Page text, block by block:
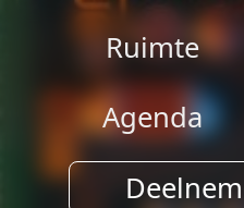
Ruimte
Agenda